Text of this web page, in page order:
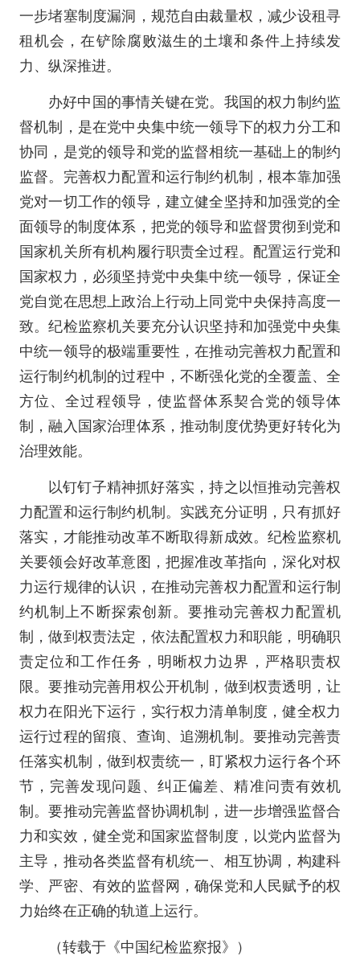
一步堵塞制度漏洞，规范自由裁量权，减少设租寻
租机会，在铲除腐败滋生的土壤和条件上持续发
力、纵深推进。
办好中国的事情关键在党。我国的权力制约监
督机制，是在党中央集中统一领导下的权力分工和
协同，是党的领导和党的监督相统一基础上的制约
监督。完善权力配置和运行制约机制，根本靠加强
党对一切工作的领导，建立健全坚持和加强党的全
面领导的制度体系，把党的领导和监督贯彻到党和
国家机关所有机构履行职责全过程。配置运行党和
国家权力，必须坚持党中央集中统一领导，保证全
党自觉在思想上政治上行动上同党中央保持高度一
致。纪检监察机关要充分认识坚持和加强党中央集
中统一领导的极端重要性，在推动完善权力配置和
运行制约机制的过程中，不断强化党的全覆盖、全
方位、全过程领导，使监督体系契合党的领导体
制，融入国家治理体系，推动制度优势更好转化为
治理效能。
以钉钉子精神抓好落实，持之以恒推动完善权
力配置和运行制约机制。实践充分证明，只有抓好
落实，才能推动改革不断取得新成效。纪检监察机
关要领会好改革意图，把握准改革指向，深化对权
力运行规律的认识，在推动完善权力配置和运行制
约机制上不断探索创新。要推动完善权力配置机
制，做到权责法定，依法配置权力和职能，明确职
责定位和工作任务，明晰权力边界，严格职责权
限。要推动完善用权公开机制，做到权责透明，让
权力在阳光下运行，实行权力清单制度，健全权力
运行过程的留痕、查询、追溯机制。要推动完善责
任落实机制，做到权责统一，盯紧权力运行各个环
节，完善发现问题、纠正偏差、精准问责有效机
制。要推动完善监督协调机制，进一步增强监督合
力和实效，健全党和国家监督制度，以党内监督为
主导，推动各类监督有机统一、相互协调，构建科
学、严密、有效的监督网，确保党和人民赋予的权
力始终在正确的轨道上运行。
（转载于《中国纪检监察报》）